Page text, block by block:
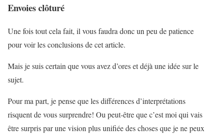
Envoies clôturé
Une fois tout cela fait, il vous faudra donc un peu de patience
pour voir les conclusions de cet article.
Mais je suis certain que vous avez d’ores et déjà une idée sur le
sujet.
Pour ma part, je pense que les différences d’interprétations
risquent de vous surprendre! Ou peut-être que c’est moi qui vais
être surpris par une vision plus unifiée des choses que je ne peux